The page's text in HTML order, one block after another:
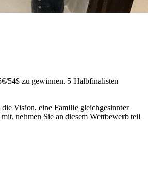
54$ zu gewinnen. 5 Halbfinalisten
Vision, eine Familie gleichgesinnter
nehmen Sie an diesem Wettbewerb teil